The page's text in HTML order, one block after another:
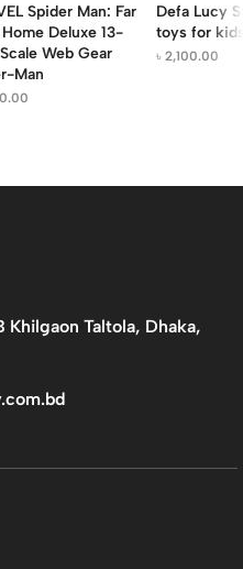
Spider Man: Far
Deluxe 13-
Web Gear
Man
Defa Lucy
toys for
৳2,100.00
Taltola, Dhaka,